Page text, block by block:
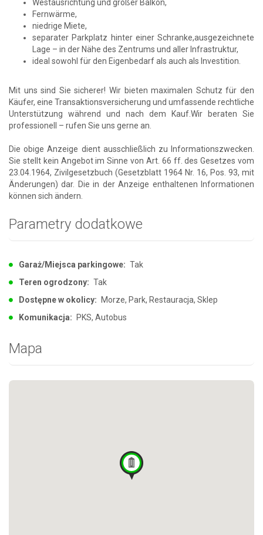
Westausrichtung und großer Balkon,
Fernwärme,
niedrige Miete,
separater Parkplatz hinter einer Schranke,ausgezeichnete
Lage – in der Nähe des Zentrums und aller Infrastruktur,
ideal sowohl für den Eigenbedarf als auch als Investition.
Mit uns sind Sie sicherer! Wir bieten maximalen Schutz für den
Käufer, eine Transaktionsversicherung und umfassende rechtliche
Unterstützung während und nach dem Kauf.Wir beraten Sie
professionell – rufen Sie uns gerne an.
Die obige Anzeige dient ausschließlich zu Informationszwecken.
Sie stellt kein Angebot im Sinne von Art. 66 ff. des Gesetzes vom
23.04.1964, Zivilgesetzbuch (Gesetzblatt 1964 Nr. 16, Pos. 93, mit
Änderungen) dar. Die in der Anzeige enthaltenen Informationen
können sich ändern.
Parametry dodatkowe
Garaż/Miejsca parkingowe: Tak
Teren ogrodzony: Tak
Dostępne w okolicy: Morze, Park, Restauracja, Sklep
Komunikacja: PKS, Autobus
Mapa